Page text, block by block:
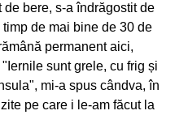
bere, s-a îndrăgostit de
de mai bine de 30 de
permanent aici,
sunt grele, cu frig și
mi-a spus cândva, în
pe care i le-am făcut la